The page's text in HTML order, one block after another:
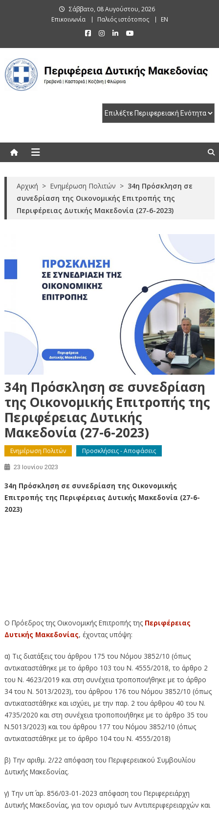
Σάββατο, 08 Αυγούστου, 2026
Επικοινωνία
Παλιός ιστότοπος EN
Αρχική > Ενημέρωση Πολιτών > 34η Πρόσκληση σε
συνεδρίαση της Οικονομικής Επιτροπής της
Περιφέρειας Δυτικής Μακεδονία (27-6-2023)
34η Πρόσκληση σε συνεδρίαση
της Οικονομικής Επιτροπής της
Περιφέρειας Δυτικής
Μακεδονία (27-6-2023)
Ενημέρωση Πολιτών Προσκλήσεις - Αποφάσεις
23 Ιουνίου 2023
34η Πρόσκληση σε συνεδρίαση της Οικονομικής
Επιτροπής της Περιφέρειας Δυτικής Μακεδονία (27-6-
2023)
Ο Πρόεδρος της Οικονομικής Επιτροπής της Περιφέρειας
Δυτικής Μακεδονίας, έχοντας υπόψη:
α) Τις διατάξεις του άρθρου 175 του Νόμου 3852/10 (όπως
αντικαταστάθηκε με το άρθρο 103 του Ν. 4555/2018, το άρθρο 2
του Ν. 4623/2019 και στη συνέχεια τροποποιήθηκε με το άρθρο
34 του Ν. 5013/2023), του άρθρου 176 του Νόμου 3852/10 (όπως
αντικαταστάθηκε και ισχύει, με την παρ. 2 του άρθρου 40 του Ν.
4735/2020 και στη συνέχεια τροποποιήθηκε με το άρθρο 35 του
Ν.5013/2023) και του άρθρου 177 του Νόμου 3852/10 (όπως
αντικαταστάθηκε με το άρθρο 104 του Ν. 4555/2018)
β) Την αριθμ. 2/22 απόφαση του Περιφερειακού Συμβουλίου
Δυτικής Μακεδονίας.
γ) Την υπ΄ αρ. 856/03-01-2023 απόφαση του Περιφερειάρχη
Δυτικής Μακεδονίας, για τον ορισμό των Αντιπεριφερειαρχών και